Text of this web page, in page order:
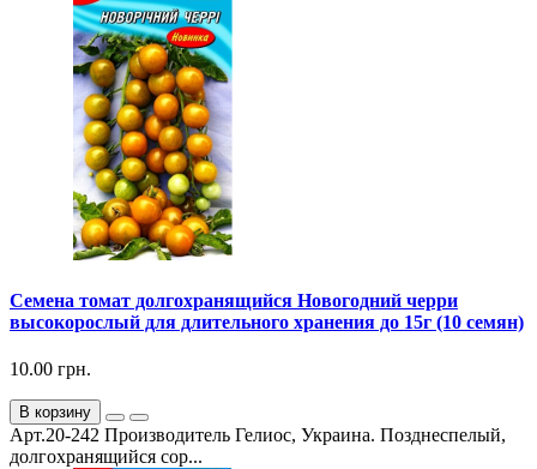
Семена томат долгохранящийся Новогодний черри
высокорослый для длительного хранения до 15г (10 семян)
10.00 грн.
В корзину
Арт.20-242 Производитель Гелиос, Украина. Позднеспелый,
долгохранящийся сор...